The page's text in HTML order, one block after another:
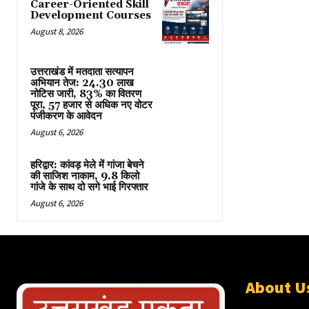
Career-Oriented Skill
Development Courses
August 8, 2026
उत्तराखंड में मतदाता सत्यापन
अभियान तेज: 24.30 लाख
नोटिस जारी, 83% का वितरण
पूरा, 57 हजार से अधिक नए वोटर
पंजीकरण के आवेदन
August 6, 2026
हरिद्वार: कांवड़ मेले में गांजा बेचने
की साजिश नाकाम, 9.8 किलो
गांजे के साथ दो सगे भाई गिरफ्तार
August 6, 2026
About